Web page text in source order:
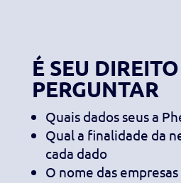
É SEU
PERGUNTAR
Quais dados seus a
Qual a finalidade da
cada dado
O nome das